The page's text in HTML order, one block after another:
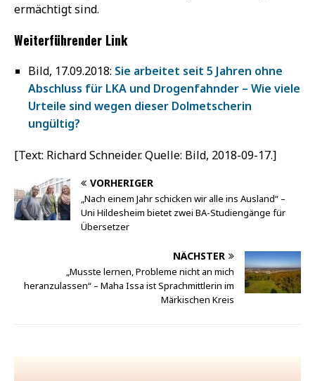
ermächtigt sind.
Weiterführender Link
Bild, 17.09.2018: Sie arbeitet seit 5 Jahren ohne
Abschluss für LKA und Drogenfahnder – Wie viele
Urteile sind wegen dieser Dolmetscherin
ungültig?
[Text: Richard Schneider. Quelle: Bild, 2018-09-17.]
VORHERIGER
„Nach einem Jahr schicken wir alle ins Ausland“ –
Uni Hildesheim bietet zwei BA-Studiengänge für
Übersetzer
NÄCHSTER
„Musste lernen, Probleme nicht an mich
heranzulassen“ – Maha Issa ist Sprachmittlerin im
Märkischen Kreis